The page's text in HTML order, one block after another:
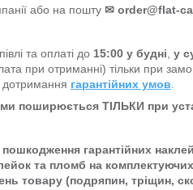
або на пошту ✉ order@flat-
та оплаті до 15:00 у будні у
при отриманні) тільки при
гарантійних умов
поширюється ТІЛЬКИ при
гарантійних
та пломб на
товару (подряпин, тріщин,